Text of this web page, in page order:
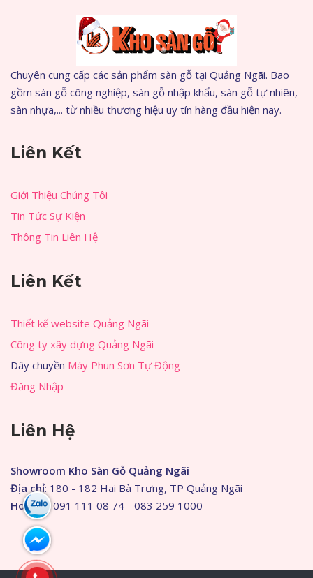
Chuyên cung cấp các sản phẩm sàn gỗ tại Quảng Ngãi. Bao
gồm sàn gỗ công nghiệp, sàn gỗ nhập khẩu, sàn gỗ tự nhiên,
sàn nhựa,... từ nhiều thương hiệu uy tín hàng đầu hiện nay.
Liên Kết
Giới Thiệu Chúng Tôi
Tin Tức Sự Kiện
Thông Tin Liên Hệ
Liên Kết
Thiết kế website Quảng Ngãi
Công ty xây dựng Quảng Ngãi
Dây chuyền Máy Phun Sơn Tự Động
Đăng Nhập
Liên Hệ
Showroom Kho Sàn Gỗ Quảng Ngãi
Địa chỉ: 180 - 182 Hai Bà Trưng, TP Quảng Ngãi
Hotline: 091 111 08 74 - 083 259 1000